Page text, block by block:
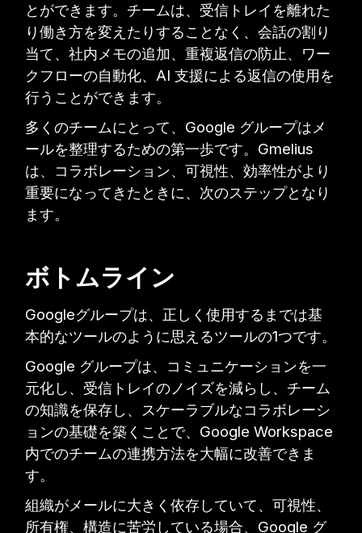
とができます。チームは、受信トレイを離れた
り働き方を変えたりすることなく、会話の割り
当て、社内メモの追加、重複返信の防止、ワー
クフローの自動化、AI 支援による返信の使用を
行うことができます。
多くのチームにとって、Google グループはメ
ールを整理するための第一歩です。Gmelius
は、コラボレーション、可視性、効率性がより
重要になってきたときに、次のステップとなり
ます。
ボトムライン
Googleグループは、正しく使用するまでは基
本的なツールのように思えるツールの1つです。
Google グループは、コミュニケーションを一
元化し、受信トレイのノイズを減らし、チーム
の知識を保存し、スケーラブルなコラボレーシ
ョンの基礎を築くことで、Google Workspace
内でのチームの連携方法を大幅に改善できま
す。
組織がメールに大きく依存していて、可視性、
所有権、構造に苦労している場合、Google グ